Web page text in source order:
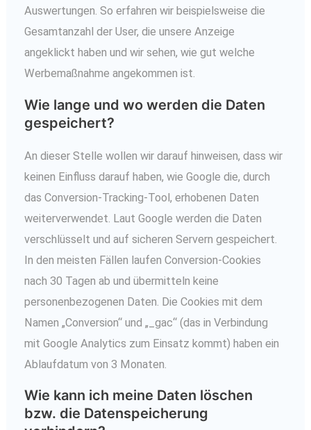
Auswertungen. So erfahren wir beispielsweise die
Gesamtanzahl der User, die unsere Anzeige
angeklickt haben und wir sehen, wie gut welche
Werbemaßnahme angekommen ist.
Wie lange und wo werden die Daten
gespeichert?
An dieser Stelle wollen wir darauf hinweisen, dass wir
keinen Einfluss darauf haben, wie Google die, durch
das Conversion-Tracking-Tool, erhobenen Daten
weiterverwendet. Laut Google werden die Daten
verschlüsselt und auf sicheren Servern gespeichert.
In den meisten Fällen laufen Conversion-Cookies
nach 30 Tagen ab und übermitteln keine
personenbezogenen Daten. Die Cookies mit dem
Namen „Conversion“ und „_gac“ (das in Verbindung
mit Google Analytics zum Einsatz kommt) haben ein
Ablaufdatum von 3 Monaten.
Wie kann ich meine Daten löschen
bzw. die Datenspeicherung